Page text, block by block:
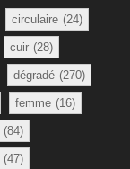
circulaire (24)
cuir (28)
dégradé (270)
femme (16)
(84)
(47)